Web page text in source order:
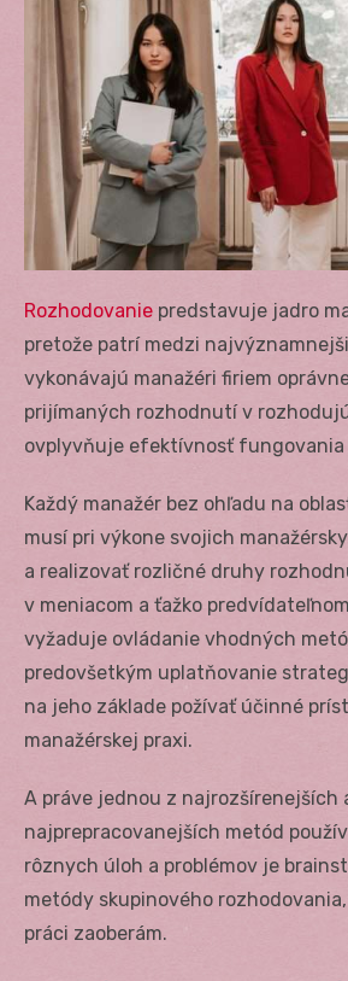
Rozhodovanie predstavuje jadro
pretože patrí medzi
vykonávajú manažéri firiem
prijímaných rozhodnutí v
ovplyvňuje efektívnosť fungovania
Každý manažér bez ohľadu na
musí pri výkone svojich
a realizovať rozličné druhy
v meniacom a ťažko
vyžaduje ovládanie vhodných
predovšetkým uplatňovanie
na jeho základe požívať účinné
manažérskej praxi.
A práve jednou z najrozšírenejších
najprepracovanejších metód
rôznych úloh a problémov je
metódy skupinového
práci zaoberám.